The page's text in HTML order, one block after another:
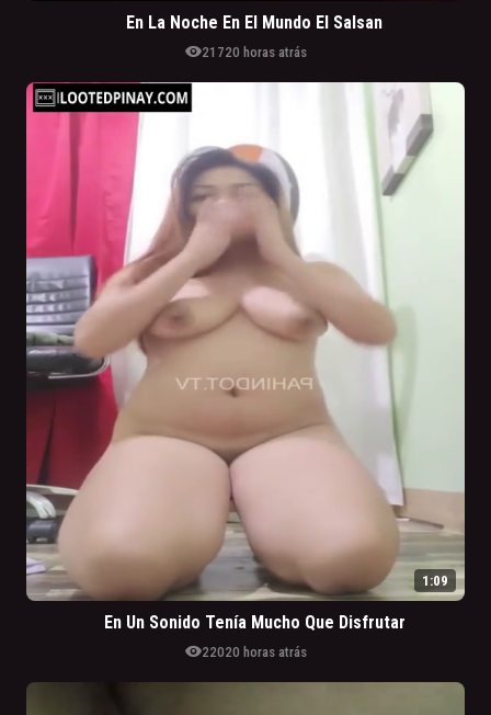
En La Noche En El Mundo El Salsan
visibility21720 horas atrás
1:09
En Un Sonido Tenía Mucho Que Disfrutar
visibility22020 horas atrás